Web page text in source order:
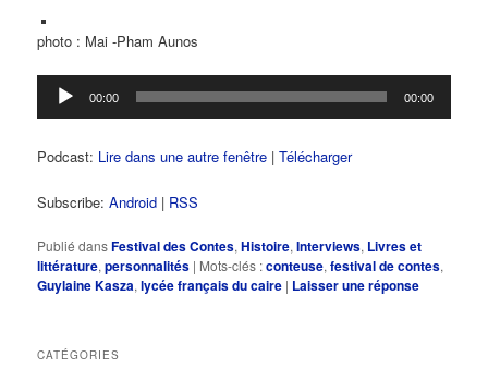
photo : Mai -Pham Aunos
Lecteur
audio
00:00 00:00
Podcast: Lire dans une autre fenêtre |Télécharger
Subscribe:Android | RSS
Publié dansFestival des Contes,Histoire,Interviews, Livres et
littérature,personnalités | Mots-clés :conteuse,festival de contes,
Guylaine Kasza,lycée français du caire | Laisser une réponse
CATÉGORIES